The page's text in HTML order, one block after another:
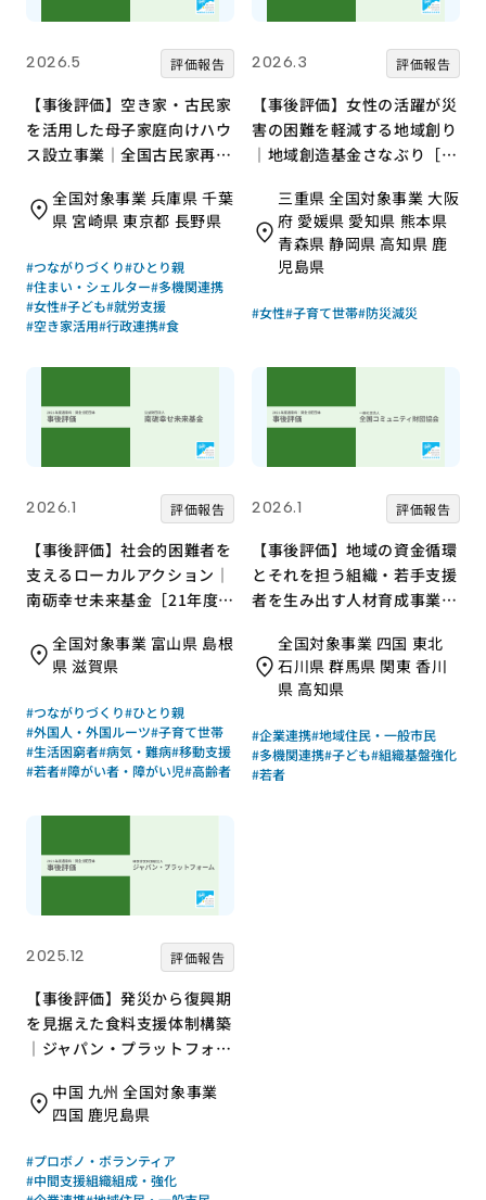
2026.5 評価報告
【事後評価】空き家・古民家
を活用した母子家庭向けハウ
ス設立事業｜全国古民家再生
全国対象事業 兵庫県 千葉
県 宮崎県 東京都 長野県
#つながりづくり#ひとり親
#住まい・シェルター#多機関連携
#女性#子ども#就労支援
#空き家活用#行政連携#食
2026.3 評価報告
【事後評価】女性の活躍が災
害の困難を軽減する地域創り
｜地域創造基金さなぶり［21
三重県 全国対象事業 大阪
府 愛媛県 愛知県 熊本県
青森県 静岡県 高知県 鹿
児島県
#女性#子育て世帯#防災減災
2026.1 評価報告
【事後評価】社会的困難者を
支えるローカルアクション｜
南砺幸せ未来基金［21年度通
全国対象事業 富山県 島根
県 滋賀県
#つながりづくり#ひとり親
#外国人・外国ルーツ#子育て世帯
#生活困窮者#病気・難病#移動支援
#若者#障がい者・障がい児#高齢者
2026.1 評価報告
【事後評価】地域の資金循環
とそれを担う組織・若手支援
者を生み出す人材育成事業｜
［21年度通常枠］
全国対象事業 四国 東北
石川県 群馬県 関東 香川
県 高知県
#企業連携#地域住民・一般市民
#多機関連携#子ども#組織基盤強化
#若者
2025.12 評価報告
【事後評価】発災から復興期
を見据えた食料支援体制構築
｜ジャパン・プラットフォー
中国 九州 全国対象事業
四国 鹿児島県
#プロボノ・ボランティア
#中間支援組織組成・強化